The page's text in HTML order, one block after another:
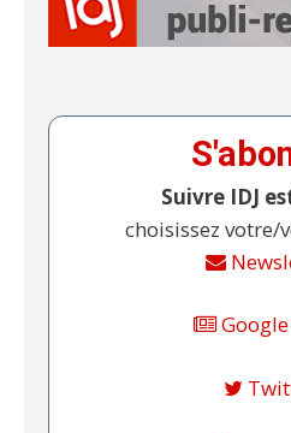
Suivre IDJ
choisissez votre/
Google